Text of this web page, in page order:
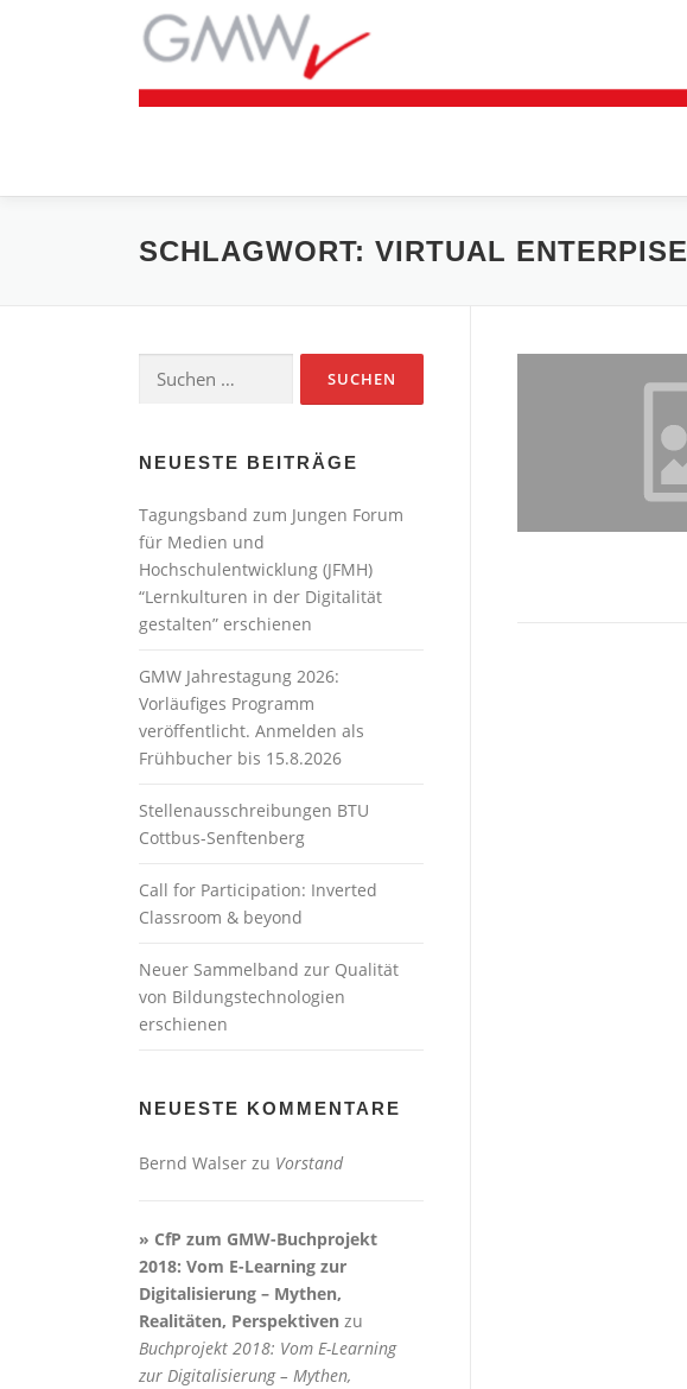
SCHLAGWORT: VIRTUAL ENTERPISE
nach:
NEUESTE BEITRÄGE
Tagungsband zum Jungen Forum
für Medien und
Hochschulentwicklung (JFMH)
“Lernkulturen in der Digitalität
gestalten” erschienen
GMW Jahrestagung 2026:
Vorläufiges Programm
veröffentlicht. Anmelden als
Frühbucher bis 15.8.2026
Stellenausschreibungen BTU
Cottbus-Senftenberg
Call for Participation: Inverted
Classroom & beyond
Neuer Sammelband zur Qualität
von Bildungstechnologien
erschienen
NEUESTE KOMMENTARE
Bernd Walser zu Vorstand
» CfP zum GMW-Buchprojekt
2018: Vom E-Learning zur
Digitalisierung – Mythen,
Realitäten, Perspektiven zu
Buchprojekt 2018: Vom E-Learning
zur Digitalisierung – Mythen,